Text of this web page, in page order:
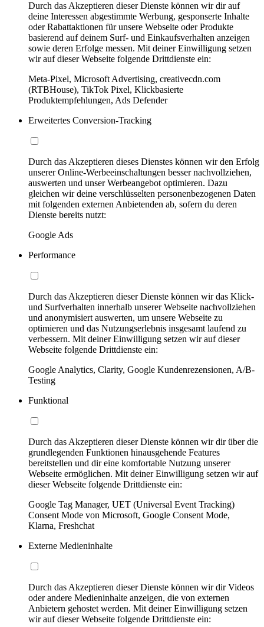
Durch das Akzeptieren dieser Dienste können wir dir auf
deine Interessen abgestimmte Werbung, gesponserte Inhalte
oder Rabattaktionen für unsere Webseite oder Produkte
basierend auf deinem Surf- und Einkaufsverhalten anzeigen
sowie deren Erfolge messen. Mit deiner Einwilligung setzen
wir auf dieser Webseite folgende Drittdienste ein:
Meta-Pixel, Microsoft Advertising, creativecdn.com
(RTBHouse), TikTok Pixel, Klickbasierte
Produktempfehlungen, Ads Defender
Erweitertes Conversion-Tracking
Durch das Akzeptieren dieses Dienstes können wir den Erfolg
unserer Online-Werbeeinschaltungen besser nachvollziehen,
auswerten und unser Werbeangebot optimieren. Dazu
gleichen wir deine verschlüsselten personenbezogenen Daten
mit folgenden externen Anbietenden ab, sofern du deren
Dienste bereits nutzt:
Google Ads
Performance
Durch das Akzeptieren dieser Dienste können wir das Klick-
und Surfverhalten innerhalb unserer Webseite nachvollziehen
und anonymisiert auswerten, um unsere Webseite zu
optimieren und das Nutzungserlebnis insgesamt laufend zu
verbessern. Mit deiner Einwilligung setzen wir auf dieser
Webseite folgende Drittdienste ein:
Google Analytics, Clarity, Google Kundenrezensionen, A/B-
Testing
Funktional
Durch das Akzeptieren dieser Dienste können wir dir über die
grundlegenden Funktionen hinausgehende Features
bereitstellen und dir eine komfortable Nutzung unserer
Webseite ermöglichen. Mit deiner Einwilligung setzen wir auf
dieser Webseite folgende Drittdienste ein:
Google Tag Manager, UET (Universal Event Tracking)
Consent Mode von Microsoft, Google Consent Mode,
Klarna, Freshchat
Externe Medieninhalte
Durch das Akzeptieren dieser Dienste können wir dir Videos
oder andere Medieninhalte anzeigen, die von externen
Anbietern gehostet werden. Mit deiner Einwilligung setzen
wir auf dieser Webseite folgende Drittdienste ein: